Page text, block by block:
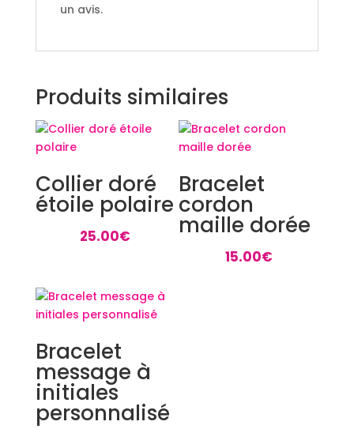
un avis.
Produits similaires
Collier doré
étoile polaire
25.00€
Bracelet
cordon
maille dorée
15.00€
Bracelet
message à
initiales
personnalisé